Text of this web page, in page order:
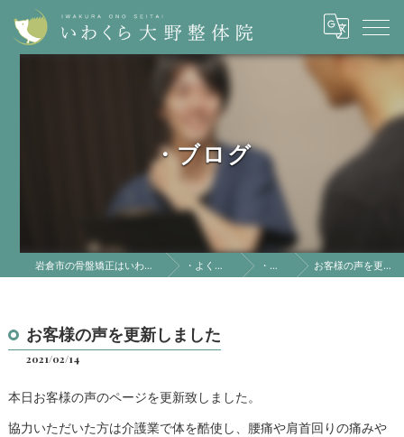
・ブログ
岩倉市の骨盤矯正はいわくら大野整体院 ・よくある質問 ・ブログ お客様の声を更新しました
お客様の声を更新しました
2021/02/14
本日お客様の声のページを更新致しました。
協力いただいた方は介護業で体を酷使し、腰痛や肩首回りの痛みや